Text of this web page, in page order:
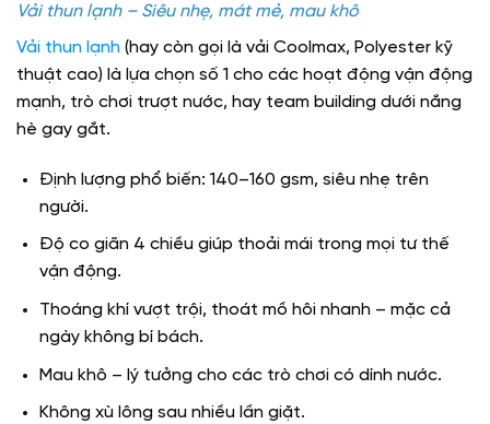
Vải thun lạnh – Siêu nhẹ, mát mẻ, mau khô
Vải thun lạnh (hay còn gọi là vải Coolmax, Polyester kỹ
thuật cao) là lựa chọn số 1 cho các hoạt động vận động
mạnh, trò chơi trượt nước, hay team building dưới nắng
hè gay gắt.
Định lượng phổ biến: 140–160 gsm, siêu nhẹ trên
người.
Độ co giãn 4 chiều giúp thoải mái trong mọi tư thế
vận động.
Thoáng khí vượt trội, thoát mồ hôi nhanh – mặc cả
ngày không bí bách.
Mau khô – lý tưởng cho các trò chơi có dính nước.
Không xù lông sau nhiều lần giặt.